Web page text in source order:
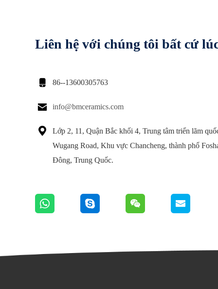
Liên hệ với chúng tôi bất cứ
 86--13600305763
 info@bmceramics.com

Lớp 2, 11, Quận Bắc khối 4, Trung tâm triển lãm
Wugang Road, Khu vực Chancheng, thành phố
Đông, Trung Quốc.